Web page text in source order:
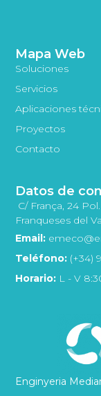
Enginyeria
Mapa Web
Soluciones
Servicios
Aplicaciones
Proyectos
Contacto
Datos de
C/ França, 24
Franqueses del
Email:
Teléfono: (+34)
Horario: L - V